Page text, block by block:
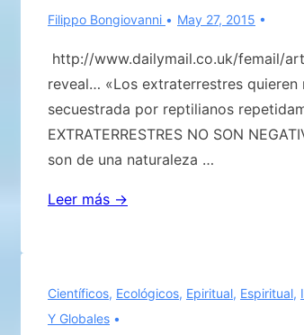
Filippo Bongiovanni May 27, 2015
http://www.dailymail.co.uk/femail/
reveal… «Los extraterrestres
secuestrada por reptilianos
EXTRATERRESTRES NO SON
son de una naturaleza …
Enésima
aspecto
que
Leer más →
Científicos, Ecológicos, Epiritual, Espiritual,
Y Globales